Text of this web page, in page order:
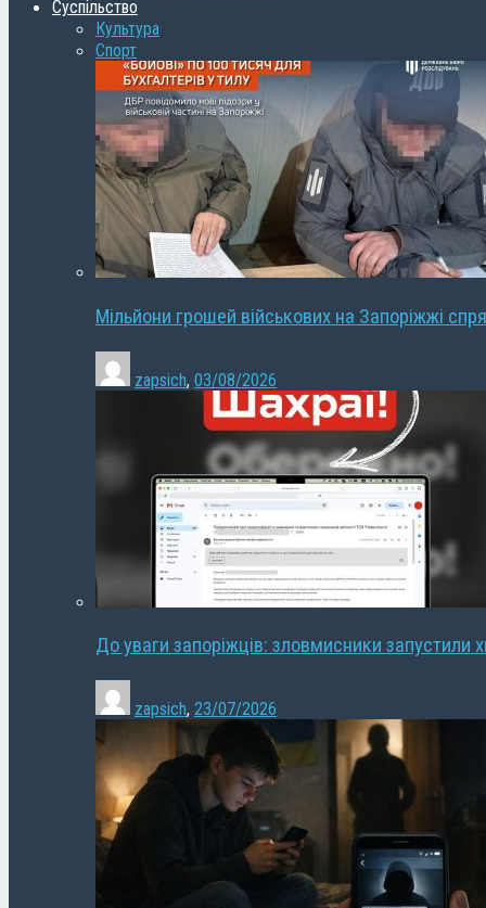
Суспільство
Культура
Спорт
Мільйони грошей військових на Запоріжжі
zapsich, 03/08/2026
До уваги запоріжців: зловмисники запустили
zapsich, 23/07/2026